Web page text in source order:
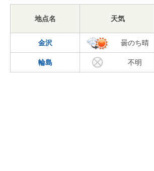
地点名 天気
金沢 曇のち晴
輪島 不明